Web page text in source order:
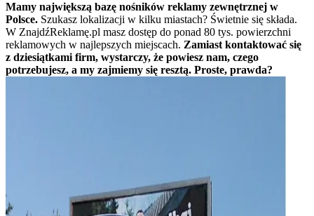
Mamy największą bazę nośników reklamy zewnętrznej w
Polsce. Szukasz lokalizacji w kilku miastach? Świetnie się składa.
W ZnajdźReklamę.pl masz dostęp do ponad 80 tys. powierzchni
reklamowych w najlepszych miejscach. Zamiast kontaktować się
z dziesiątkami firm, wystarczy, że powiesz nam, czego
potrzebujesz, a my zajmiemy się resztą. Proste, prawda?